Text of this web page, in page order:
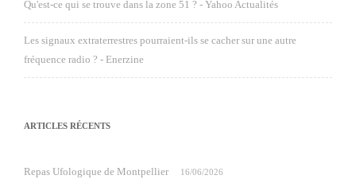
Qu'est-ce qui se trouve dans la zone 51 ? - Yahoo Actualités
Les signaux extraterrestres pourraient-ils se cacher sur une autre
fréquence radio ? - Enerzine
ARTICLES RÉCENTS
Repas Ufologique de Montpellier 16/06/2026